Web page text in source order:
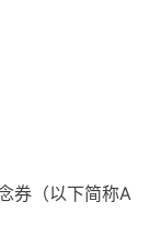
券（以下简称A